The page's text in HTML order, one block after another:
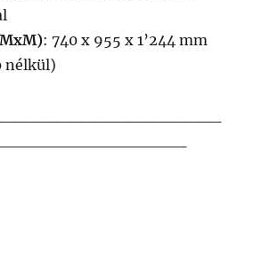
: 740 x 955 x 1’244 mm
nélkül)